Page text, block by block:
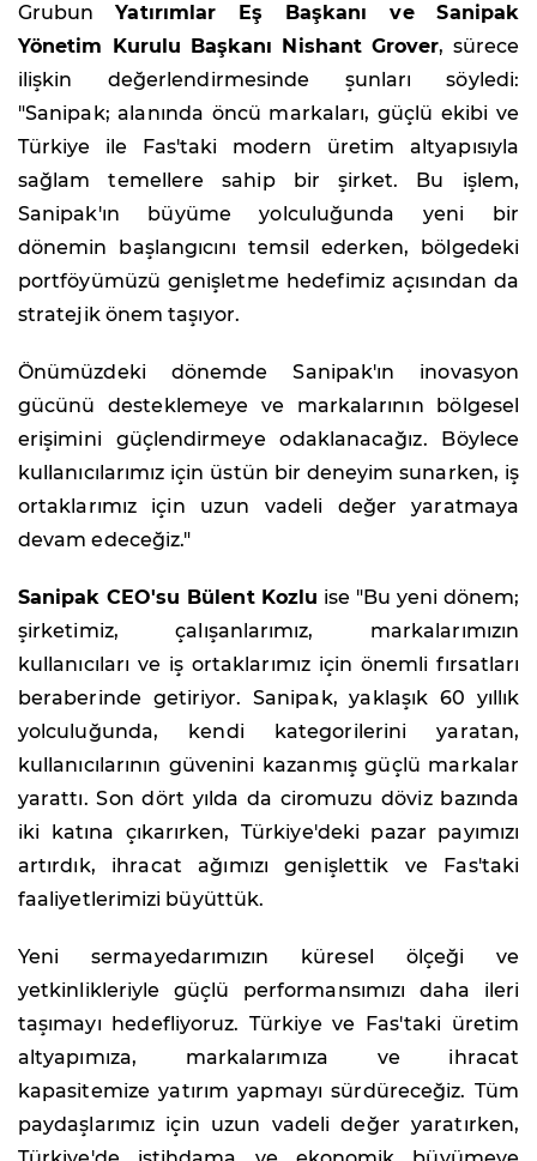
GrubunYatırımlar Eş Başkanı ve Sanipak
Yönetim Kurulu Başkanı Nishant Grover, sürece
ilişkin değerlendirmesinde şunları söyledi:
"Sanipak; alanında öncü markaları, güçlü ekibi ve
Türkiye ile Fas'taki modern üretim altyapısıyla
sağlam temellere sahip bir şirket. Bu işlem,
Sanipak'ın büyüme yolculuğunda yeni bir
dönemin başlangıcını temsil ederken, bölgedeki
portföyümüzü genişletme hedefimiz açısından da
stratejik önem taşıyor.
Önümüzdeki dönemde Sanipak'ın inovasyon
gücünü desteklemeye ve markalarının bölgesel
erişimini güçlendirmeye odaklanacağız. Böylece
kullanıcılarımız için üstün bir deneyim sunarken, iş
ortaklarımız için uzun vadeli değer yaratmaya
devam edeceğiz."
Sanipak CEO'su Bülent Kozlu ise "Bu yeni dönem;
şirketimiz, çalışanlarımız, markalarımızın
kullanıcıları ve iş ortaklarımız için önemli fırsatları
beraberinde getiriyor. Sanipak, yaklaşık 60 yıllık
yolculuğunda, kendi kategorilerini yaratan,
kullanıcılarının güvenini kazanmış güçlü markalar
yarattı. Son dört yılda da ciromuzu döviz bazında
iki katına çıkarırken, Türkiye'deki pazar payımızı
artırdık, ihracat ağımızı genişlettik ve Fas'taki
faaliyetlerimizi büyüttük.
Yeni sermayedarımızın küresel ölçeği ve
yetkinlikleriyle güçlü performansımızı daha ileri
taşımayı hedefliyoruz. Türkiye ve Fas'taki üretim
altyapımıza, markalarımıza ve ihracat
kapasitemize yatırım yapmayı sürdüreceğiz. Tüm
paydaşlarımız için uzun vadeli değer yaratırken,